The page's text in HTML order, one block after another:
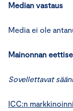
Median vastaus
Media ei ole
Mainonnan
Sovellettavat
ICC:n